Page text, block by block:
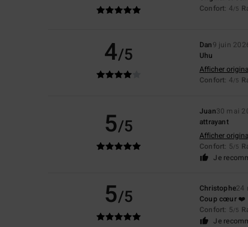
Confort: 4/5
4/5 Dan9 juin
Uhu
Afficher
Confort: 4/5
5/5
Juan30 mai
attrayant
Afficher
Confort: 5/5
Je
5/5 Christophe24
Coup cœur ❤️
Confort: 5/5
Je